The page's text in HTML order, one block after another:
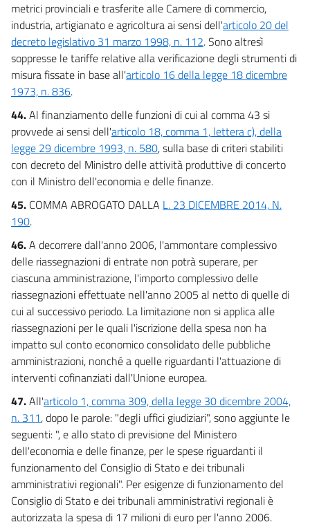
metrici provinciali e trasferite alle Camere di commercio,
industria, artigianato e agricoltura ai sensi dell'articolo 20 del
decreto legislativo 31 marzo 1998, n. 112. Sono altresì
soppresse le tariffe relative alla verificazione degli strumenti di
misura fissate in base all'articolo 16 della legge 18 dicembre
1973, n. 836.
44.Al finanziamento delle funzioni di cui al comma 43 si
provvede ai sensi dell'articolo 18, comma 1, lettera c), della
legge 29 dicembre 1993, n. 580, sulla base di criteri stabiliti
con decreto del Ministro delle attività produttive di concerto
con il Ministro dell'economia e delle finanze.
45. COMMA ABROGATO DALLA L. 23 DICEMBRE 2014, N.
190.
46.A decorrere dall'anno 2006, l'ammontare complessivo
delle riassegnazioni di entrate non potrà superare, per
ciascuna amministrazione, l'importo complessivo delle
riassegnazioni effettuate nell'anno 2005 al netto di quelle di
cui al successivo periodo. La limitazione non si applica alle
riassegnazioni per le quali l'iscrizione della spesa non ha
impatto sul conto economico consolidato delle pubbliche
amministrazioni, nonché a quelle riguardanti l'attuazione di
interventi cofinanziati dall'Unione europea.
47.All'articolo 1, comma 309, della legge 30 dicembre 2004,
n. 311, dopo le parole: "degli uffici giudiziari", sono aggiunte le
seguenti: ", e allo stato di previsione del Ministero
dell'economia e delle finanze, per le spese riguardanti il
funzionamento del Consiglio di Stato e dei tribunali
amministrativi regionali". Per esigenze di funzionamento del
Consiglio di Stato e dei tribunali amministrativi regionali è
autorizzata la spesa di 17 milioni di euro per l'anno 2006.